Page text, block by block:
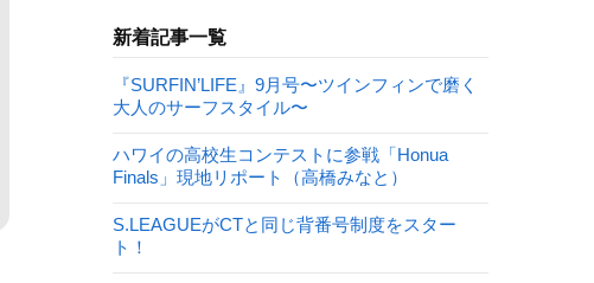
新着記事一覧
『SURFIN’LIFE』9月号〜ツインフィンで磨く
大人のサーフスタイル〜
ハワイの高校生コンテストに参戦「Honua
Finals」現地リポート（高橋みなと）
S.LEAGUEがCTと同じ背番号制度をスター
ト！